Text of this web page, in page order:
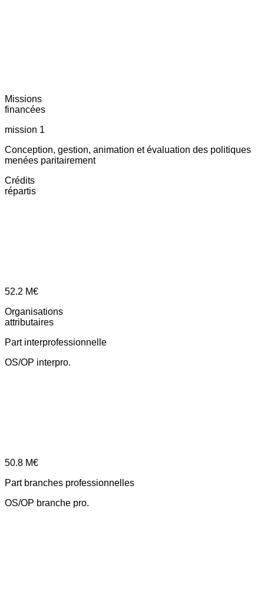
Missions
financées
mission 1
Conception, gestion, animation et évaluation des politiques
menées paritairement
Crédits
répartis
52.2 M€
Organisations
attributaires
Part interprofessionnelle
OS/OP interpro.
50.8 M€
Part branches professionnelles
OS/OP branche pro.